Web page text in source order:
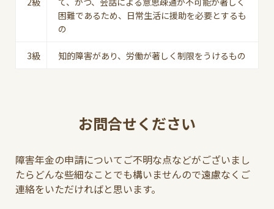
困難であるため、日常生活に援助を必要とするも
の
3級 知的障害があり、労働が著しく制限をうけるもの
お問合せください
障害年金の申請についてご不明な点などがございまし
たらどんな些細なことでも構いませんので遠慮なくご
連絡をいただければと思います。